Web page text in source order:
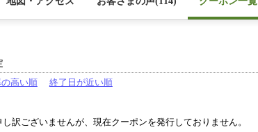
高い順 終了日が近い順
し訳ございませんが、現在クーポンを発行しておりません。